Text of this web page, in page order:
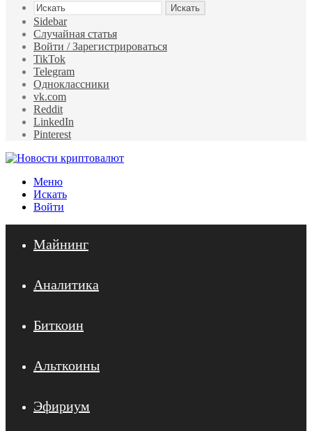
Искать
Sidebar
Случайная статья
Войти / Зарегистрироваться
TikTok
Telegram
Одноклассники
vk.com
Reddit
LinkedIn
Pinterest
Меню
Искать
Войти
Майнинг
Аналитика
Биткоин
Альткоины
Эфириум